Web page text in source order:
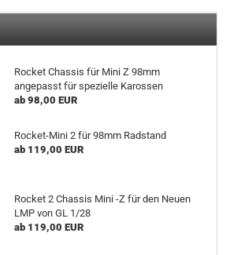
Rocket Chassis für Mini Z 98mm
angepasst für spezielle Karossen
ab 98,00 EUR
Rocket-Mini 2 für 98mm Radstand
ab 119,00 EUR
Rocket 2 Chassis Mini -Z für den Neuen
LMP von GL 1/28
ab 119,00 EUR